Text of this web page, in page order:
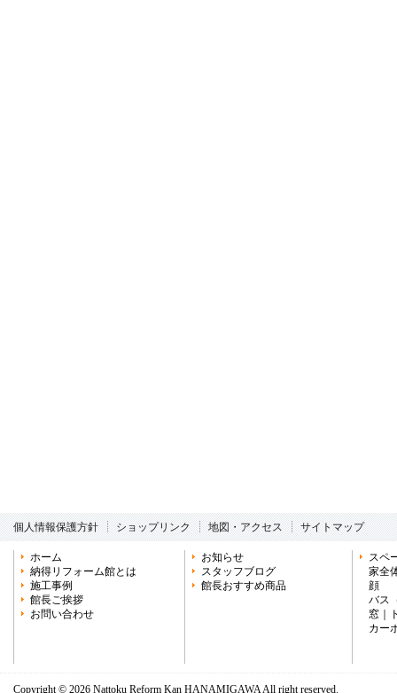
個人情報保護方針 ショップリンク 地図・アクセス サイトマップ
ホーム
納得リフォーム館とは
施工事例
館長ご挨拶
お問い合わせ
お知らせ
スタッフブログ
館長おすすめ商品
スペ
家全
顔
バス
窓
カー
Copyright © 2026 Nattoku Reform Kan HANAMIGAWA All right reserved.